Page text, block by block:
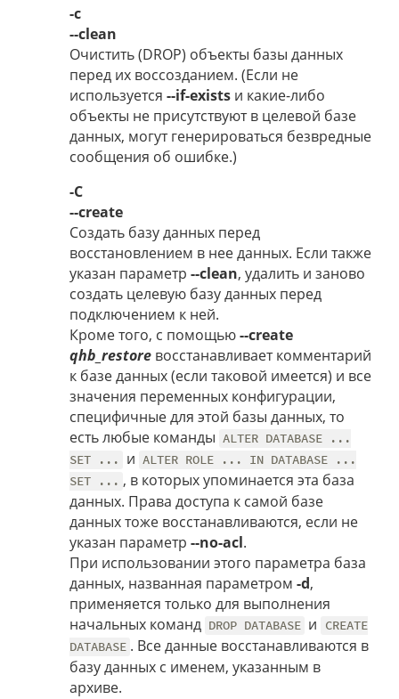
-c
--clean
Очистить (DROP) объекты базы данных
перед их воссозданием. (Если не
используется --if-exists и какие-либо
объекты не присутствуют в целевой базе
данных, могут генерироваться безвредные
сообщения об ошибке.)
-C
--create
Создать базу данных перед
восстановлением в нее данных. Если также
указан параметр --clean, удалить и заново
создать целевую базу данных перед
подключением к ней.
Кроме того, с помощью--create
qhb_restore восстанавливает комментарий
к базе данных (если таковой имеется) и все
значения переменных конфигурации,
специфичные для этой базы данных, то
есть любые команды ALTER DATABASE ...
SET ...
и ALTER ROLE ... IN DATABASE ...
SET ... , в которых упоминается эта база
данных. Права доступа к самой базе
данных тоже восстанавливаются, если не
указан параметр --no-acl.
При использовании этого параметра база
данных, названная параметром -d,
применяется только для выполнения
начальных команд DROP DATABASE и
CREATE
DATABASE . Все данные восстанавливаются в
базу данных с именем, указанным в
архиве.